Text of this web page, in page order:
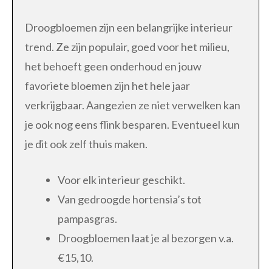
Droogbloemen zijn een belangrijke interieur
trend. Ze zijn populair, goed voor het milieu,
het behoeft geen onderhoud en jouw
favoriete bloemen zijn het hele jaar
verkrijgbaar. Aangezien ze niet verwelken kan
je ook nog eens flink besparen. Eventueel kun
je dit ook zelf thuis maken.
Voor elk interieur geschikt.
Van gedroogde hortensia’s tot
pampasgras.
Droogbloemen laat je al bezorgen v.a.
€15,10.